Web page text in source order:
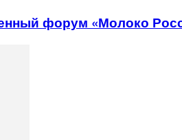
форум «Молоко